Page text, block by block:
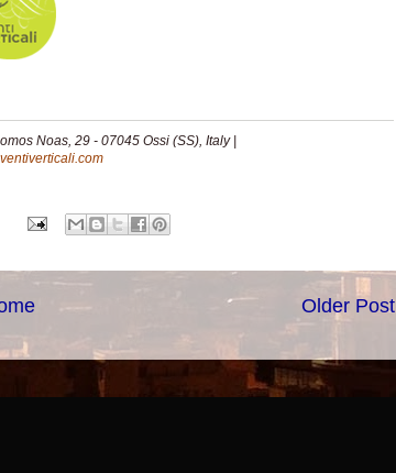
Noas, 29 - 07045 Ossi (SS), Italy |
Older Post